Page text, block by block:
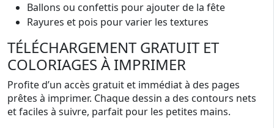
Ballons ou confettis pour ajouter de la fête
Rayures et pois pour varier les textures
TÉLÉCHARGEMENT GRATUIT ET
COLORIAGES À IMPRIMER
Profite d’un accès gratuit et immédiat à des pages
prêtes à imprimer. Chaque dessin a des contours nets
et faciles à suivre, parfait pour les petites mains.